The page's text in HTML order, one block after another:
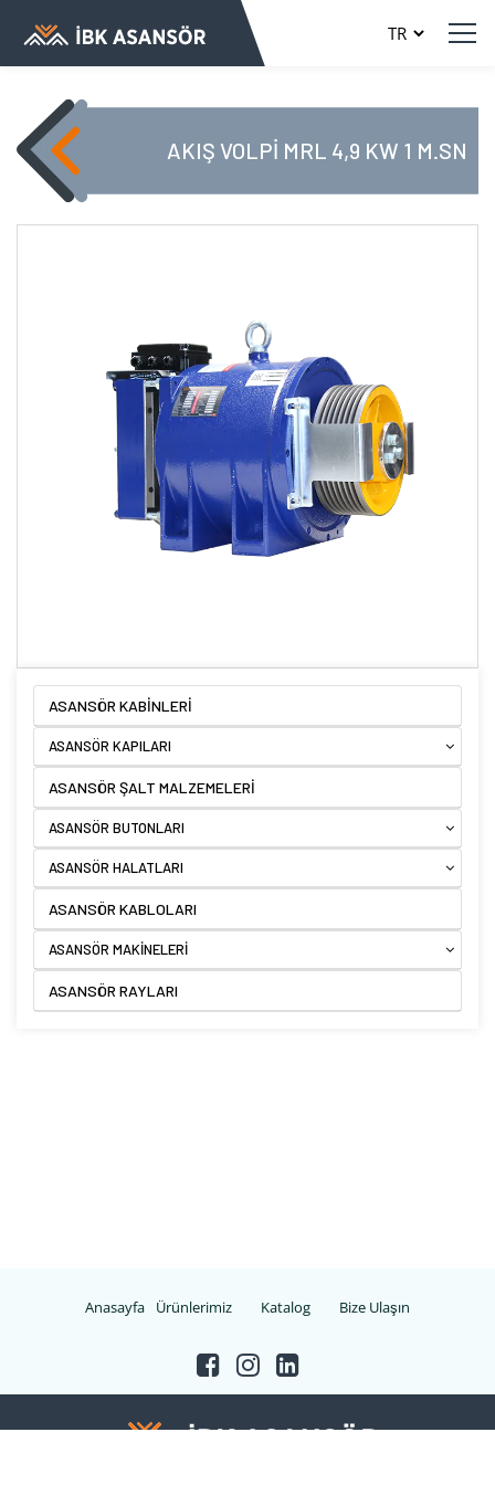
AKIŞ VOLPİ MRL 4,9 KW 1 M.SN
ASANSÖR KABİNLERİ
ASANSÖR KAPILARI
ASANSÖR ŞALT MALZEMELERİ
ASANSÖR BUTONLARI
ASANSÖR HALATLARI
ASANSÖR KABLOLARI
ASANSÖR MAKİNELERİ
ASANSÖR RAYLARI
Anasayfa Ürünlerimiz Katalog Bize Ulaşın